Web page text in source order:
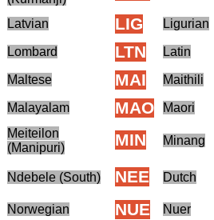
Latvian LIG Ligurian
Lombard LTN Latin
Maltese MAI Maithili
Malayalam MAO Maori
Meiteilon
(Manipuri)
MIN Minang
Ndebele (South) NEE Dutch
Norwegian NUE Nuer